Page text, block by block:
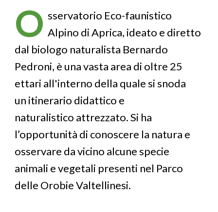
pane
O sservatorio Eco-faunistico
Alpino di Aprica, ideato e diretto
dal biologo naturalista Bernardo
Pedroni, è una vasta area di oltre 25
ettari all'interno della quale si snoda
un itinerario didattico e
naturalistico attrezzato. Si ha
l’opportunità di conoscere la natura e
osservare da vicino alcune specie
animali e vegetali presenti nel Parco
delle Orobie Valtellinesi.